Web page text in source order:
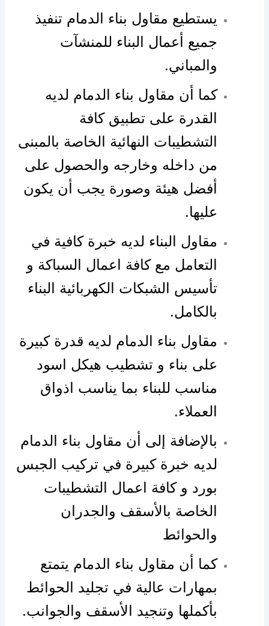
يستطيع مقاول بناء الدمام تنفيذ
جميع أعمال البناء للمنشآت
والمباني.
كما أن مقاول بناء الدمام لديه
القدرة على تطبيق كافة
التشطيبات النهائية الخاصة بالمبنى
من داخله وخارجه والحصول على
أفضل هيئة وصورة يجب أن يكون
عليها.
مقاول البناء لديه خبرة كافية في
التعامل مع كافة اعمال السباكة و
تأسيس الشبكات الكهربائية البناء
بالكامل.
مقاول بناء الدمام لديه قدرة كبيرة
على بناء و تشطيب هيكل اسود
مناسب للبناء بما يناسب اذواق
العملاء.
بالإضافة إلى أن مقاول بناء الدمام
لديه خبرة كبيرة في تركيب الجبس
بورد و كافة اعمال التشطيبات
الخاصة بالأسقف والجدران
والحوائط
كما أن مقاول بناء الدمام يتمتع
بمهارات عالية في تجليد الحوائط
بأكملها وتنجيد الأسقف والجوانب.